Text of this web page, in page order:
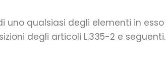
uno qualsiasi degli elementi in
degli articoli L.335-2 e